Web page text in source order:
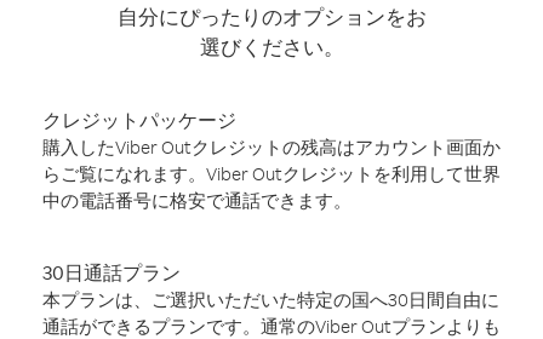
自分にぴったりのオプションをお
選びください。
クレジットパッケージ
購入したViber Outクレジットの残高はアカウント画面か
らご覧になれます。Viber Outクレジットを利用して世界
中の電話番号に格安で通話できます。
30日通話プラン
本プランは、ご選択いただいた特定の国へ30日間自由に
通話ができるプランです。通常のViber Outプランよりも